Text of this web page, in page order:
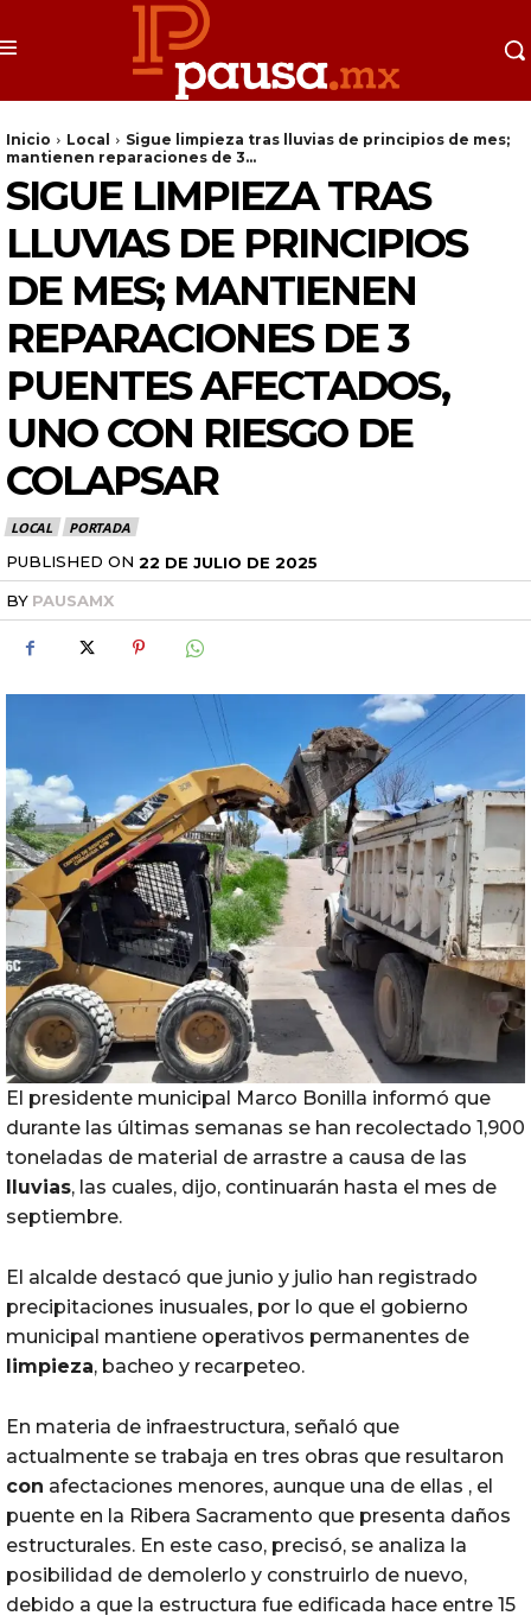
Inicio Local
Sigue limpieza tras lluvias de principios de mes;
mantienen reparaciones de 3...
SIGUE LIMPIEZA TRAS
LLUVIAS DE PRINCIPIOS
DE MES; MANTIENEN
REPARACIONES DE 3
PUENTES AFECTADOS,
UNO CON RIESGO DE
COLAPSAR
LOCAL PORTADA
PUBLISHED ON 22 DE JULIO DE 2025
BY PAUSAMX
El presidente municipal Marco Bonilla informó que
durante las últimas semanas se han recolectado 1,900
toneladas de material de arrastre a causa de las
lluvias, las cuales, dijo, continuarán hasta el mes de
septiembre.
El alcalde destacó que junio y julio han registrado
precipitaciones inusuales, por lo que el gobierno
municipal mantiene operativos permanentes de
limpieza, bacheo y recarpeteo.
En materia de infraestructura, señaló que
actualmente se trabaja en tres obras que resultaron
con afectaciones menores, aunque una de ellas , el
puente en la Ribera Sacramento que presenta daños
estructurales. En este caso, precisó, se analiza la
posibilidad de demolerlo y construirlo de nuevo,
debido a que la estructura fue edificada hace entre 15